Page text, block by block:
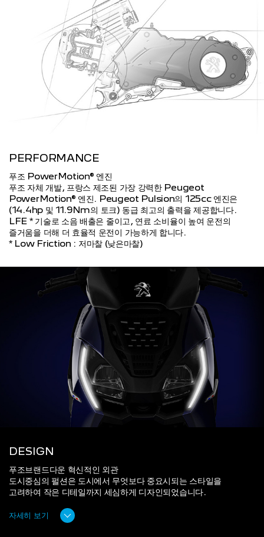
PERFORMANCE
푸조 PowerMotion® 엔진
푸조 자체 개발, 프랑스 제조된 가장 강력한 Peugeot
PowerMotion® 엔진. Peugeot Pulsion의 125cc 엔진은
(14.4hp 및 11.9Nm의 토크) 동급 최고의 출력을 제공합니다.
LFE * 기술로 소음 배출은 줄이고, 연료 소비율이 높여 운전의
즐거움을 더해 더 효율적 운전이 가능하게 합니다.
* Low Friction : 저마찰 (낮은마찰)
DESIGN
푸조브랜드다운 혁신적인 외관
도시중심의 펄션은 도시에서 무엇보다 중요시되는 스타일을
고려하여 작은 디테일까지 세심하게 디자인되었습니다.
자세히 보기